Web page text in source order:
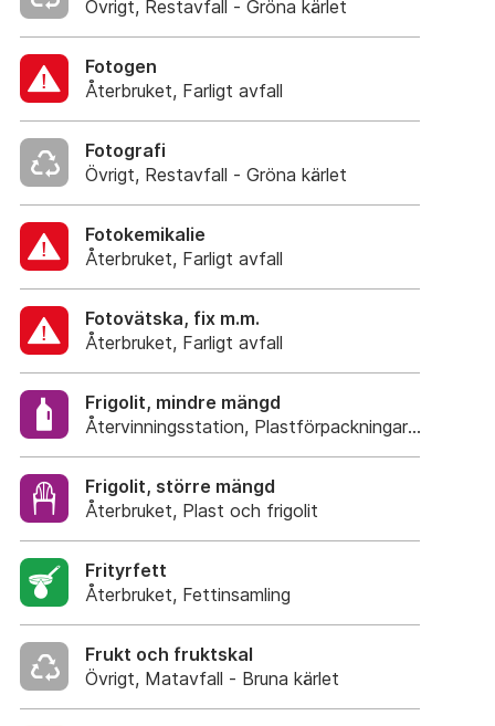
Övrigt, Restavfall - Gröna kärlet
Fotogen
Återbruket, Farligt avfall
Fotografi
Övrigt, Restavfall - Gröna kärlet
Fotokemikalie
Återbruket, Farligt avfall
Fotovätska, fix m.m.
Återbruket, Farligt avfall
Frigolit, mindre mängd
Återvinningsstation, Plastförpackningar. Eller
Frigolit, större mängd
Återbruket, Plast och frigolit
Frityrfett
Återbruket, Fettinsamling
Frukt och fruktskal
Övrigt, Matavfall - Bruna kärlet